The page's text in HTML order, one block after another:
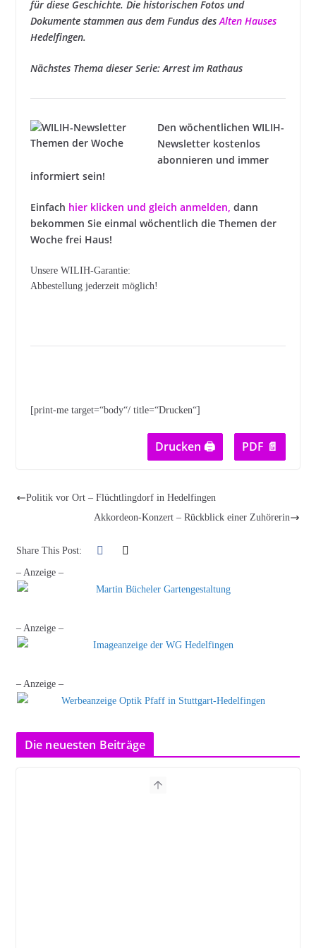
für diese Geschichte. Die historischen Fotos und
Dokumente stammen aus dem Fundus desAlten Hauses
Hedelfingen.
Nächstes Thema dieser Serie:Arrest im Rathaus
Den wöchentlichen WILIH-
Newsletter kostenlos
abonnieren und immer
informiert sein!
Einfach hier klicken und gleich anmelden, dann
bekommen Sie einmal wöchentlich die Themen der
Woche frei Haus!
Unsere WILIH-Garantie:
Abbestellung jederzeit möglich!
[print-me target=“body“/ title=“Drucken“]
Drucken 🖨 PDF 📄
Politik vor Ort – Flüchtlingdorf in Hedelfingen
Akkordeon-Konzert – Rückblick einer Zuhörerin
Share This Post:
– Anzeige –
– Anzeige –
– Anzeige –
Die neuesten Beiträge